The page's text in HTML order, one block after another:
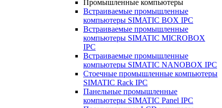
Промышленные компьютеры
Встраиваемые промышленные
компьютеры SIMATIC BOX IPC
Встраиваемые промышленные
компьютеры SIMATIC MICROBOX
IPC
Встраиваемые промышленные
компьютеры SIMATIC NANOBOX IPC
Стоечные промышленные компьютеры
SIMATIC Rack IPC
Панельные промышленные
компьютеры SIMATIC Panel IPC